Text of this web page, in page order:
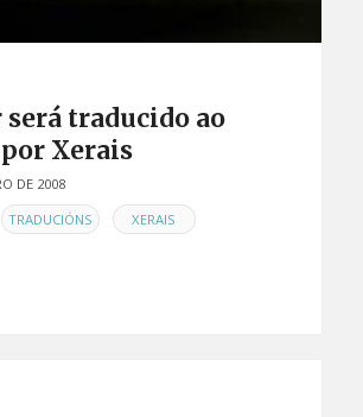
traducido ao
Xerais
DE 2008
TRADUCIÓNS , XERAIS